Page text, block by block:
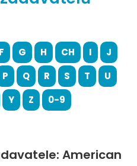
F G H CH I
J
P Q R S T
U
Y Z 0-9
American